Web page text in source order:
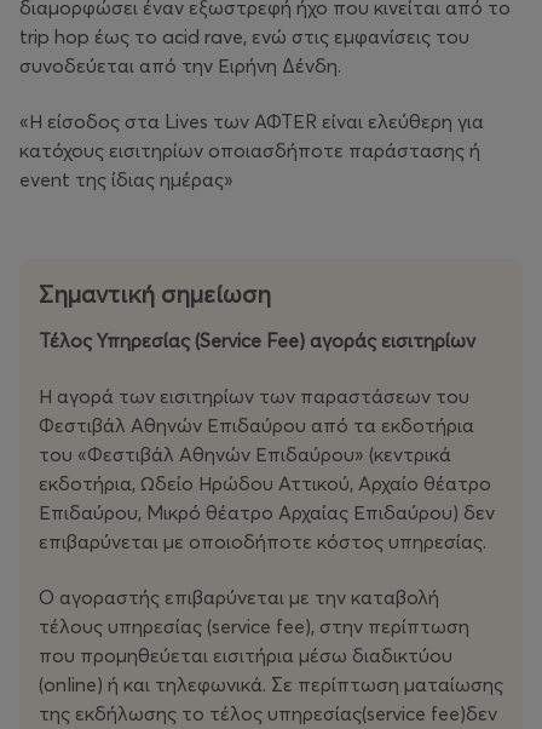
διαμορφώσει έναν εξωστρεφή ήχο που κινείται από το
trip hop έως το acid rave, ενώ στις εμφανίσεις του
συνοδεύεται από την Ειρήνη Δένδη.
«Η είσοδος στα Lives των ΑΦΤΕR είναι ελεύθερη για
κατόχους εισιτηρίων οποιασδήποτε παράστασης ή
event της ίδιας ημέρας»
Σημαντική σημείωση
Τέλος Υπηρεσίας (Service Fee) αγοράς εισιτηρίων
Η αγορά των εισιτηρίων των παραστάσεων του
Φεστιβάλ Αθηνών Επιδαύρου από τα εκδοτήρια
του «Φεστιβάλ Αθηνών Επιδαύρου» (κεντρικά
εκδοτήρια, Ωδείο Ηρώδου Αττικού, Αρχαίο θέατρο
Επιδαύρου, Μικρό θέατρο Αρχαίας Επιδαύρου) δεν
επιβαρύνεται με οποιοδήποτε κόστος υπηρεσίας.
Ο αγοραστής επιβαρύνεται με την καταβολή
τέλους υπηρεσίας (service fee), στην περίπτωση
που προμηθεύεται εισιτήρια μέσω διαδικτύου
(οnline) ή και τηλεφωνικά. Σε περίπτωση ματαίωσης
της εκδήλωσης το τέλος υπηρεσίας(service fee)δεν